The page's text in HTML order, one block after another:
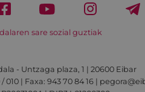
sare sozial guztiak
- Untzaga plaza, 1 | 20600 Eibar
010 | Faxa: 943 70 84 16 |